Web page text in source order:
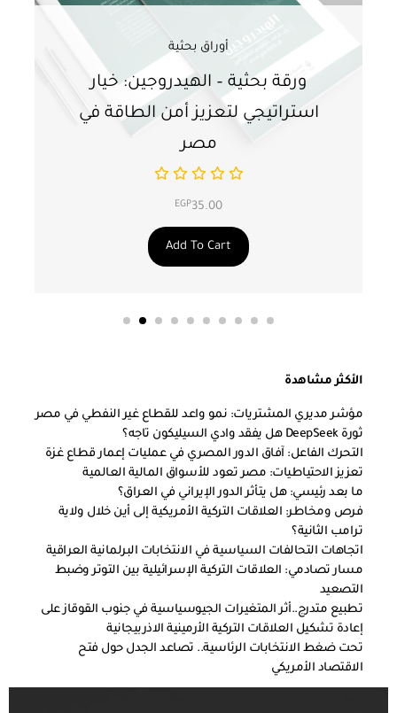
أوراق بحثية
ورقة بحثية – الهيدروجين: خيار
استراتيجي لتعزيز أمن الطاقة في
مصر
EGP35.00
Add To Cart
الأكثر مشاهدة
مؤشر مديري المشتريات: نمو واعد للقطاع غير النفطي في مصر
ثورة DeepSeek هل يفقد وادي السيليكون تاجه؟
التحرك الفاعل: آفاق الدور المصري في عمليات إعمار قطاع غزة
تعزيز الاحتياطيات: مصر تعود للأسواق المالية العالمية
ما بعد رئيسي: هل يتأثر الدور الإيراني في العراق؟
فرص ومخاطر: العلاقات التركية الأمريكية إلى أين خلال ولاية
ترامب الثانية؟
اتجاهات التحالفات السياسية في الانتخابات البرلمانية العراقية
مسار تصادمي: العلاقات التركية الإسرائيلية بين التوتر وضبط
التصعيد
تطبيع متدرج..أثر المتغيرات الجيوسياسية في جنوب القوقاز على
إعادة تشكيل العلاقات التركية الأرمينية الاذربيجانية
تحت ضغط الانتخابات الرئاسية.. تصاعد الجدل حول فتح
الاقتصاد الأمريكي